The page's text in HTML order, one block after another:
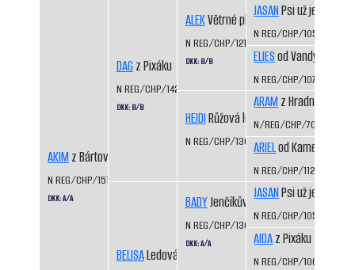
AKIMz Bártova háje
N REG/CHP/1512/09/11
DKK: A/A
DAGz Pixáku
N REG/CHP/1425/07/09
DKK: B/B
BELISALedová bouře
ALEKVětrné pláně
N REG/CHP/1217/01/05
DKK: B/B
HEIDIRůžová louka
N REG/CHP/1306/03/05
BADYJenčíkův les
N REG/CHP/1308/03/06
DKK: A/A
JASANPsi už jedou
N REG/CHP/1050/98/
ELIESod Vandy z Hájů
N REG/CHP/1074/98/00
ARAMz Hradního
N/REG/CHP/703/93/94
ARIELod Kamenité
N REG/CHP/1129/99/01
JASANPsi už jedou
N REG/CHP/1050/98/
AIDAz Pixáku
N REG/CHP/1066/98/